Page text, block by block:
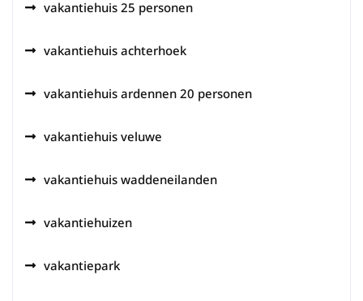
vakantiehuis 25 personen
vakantiehuis achterhoek
vakantiehuis ardennen 20 personen
vakantiehuis veluwe
vakantiehuis waddeneilanden
vakantiehuizen
vakantiepark